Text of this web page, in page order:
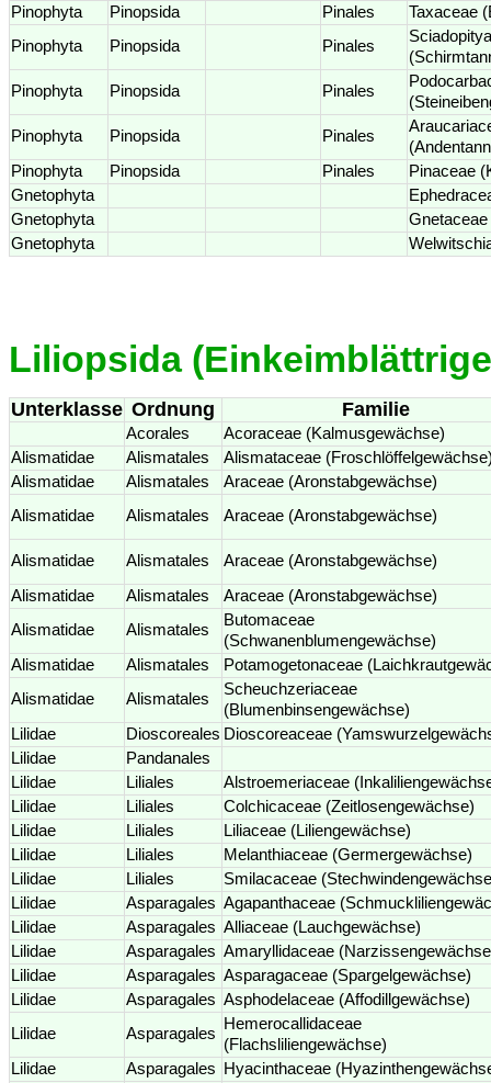
Pinophyta
Pinopsida Pinales
Taxaceae
Pinophyta
Pinopsida Pinales
Pinophyta
Pinopsida Pinales
Pinophyta
Pinopsida Pinales
Pinophyta
Pinopsida Pinales
Pinaceae
Gnetophyta
Gnetophyta
Gnetaceae
Gnetophyta
Liliopsida
Unterklasse Ordnung Familie
Acorales
Acoraceae (Kalmusgewächse)
Alismatidae
Alismatales
Alismataceae
Alismatidae
Alismatales
Araceae (Aronstabgewächse)
Alismatidae
Alismatales Araceae (Aronstabgewächse)
Alismatidae Alismatales
Araceae (Aronstabgewächse)
Alismatidae
Alismatales
Araceae (Aronstabgewächse)
Alismatidae
Alismatales
Butomaceae
(Schwanenblumengewächse)
Alismatidae
Alismatales
Potamogetonaceae
Alismatidae
Alismatales
Scheuchzeriaceae
(Blumenbinsengewächse)
Lilidae
Dioscoreales Dioscoreaceae
Lilidae
Pandanales
Lilidae
Liliales
Alstroemeriaceae
Lilidae
Liliales
Colchicaceae (Zeitlosengewächse)
Lilidae
Liliales
Liliaceae (Liliengewächse)
Lilidae
Liliales
Melanthiaceae (Germergewächse)
Lilidae
Liliales
Smilacaceae
Lilidae
Asparagales Agapanthaceae
Lilidae
Asparagales Alliaceae (Lauchgewächse)
Lilidae
Asparagales Amaryllidaceae
Lilidae
Asparagales Asparagaceae (Spargelgewächse)
Lilidae
Asparagales Asphodelaceae (Affodillgewächse)
Lilidae
Asparagales
Hemerocallidaceae
(Flachsliliengewächse)
Lilidae
Asparagales Hyacinthaceae